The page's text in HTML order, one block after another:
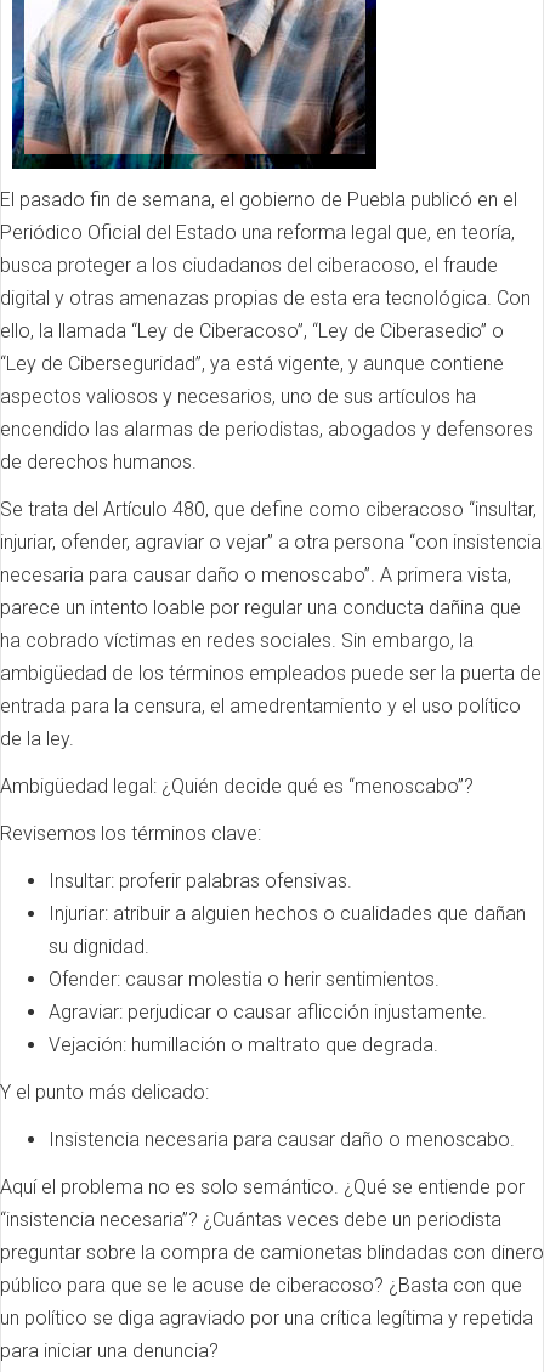
El pasado fin de semana, el gobierno de Puebla publicó en el
Periódico Oficial del Estado una reforma legal que, en teoría,
busca proteger a los ciudadanos del ciberacoso, el fraude
digital y otras amenazas propias de esta era tecnológica. Con
ello, la llamada “Ley de Ciberacoso”, “Ley de Ciberasedio” o
“Ley de Ciberseguridad”, ya está vigente, y aunque contiene
aspectos valiosos y necesarios, uno de sus artículos ha
encendido las alarmas de periodistas, abogados y defensores
de derechos humanos.
Se trata del Artículo 480, que define como ciberacoso “insultar,
injuriar, ofender, agraviar o vejar” a otra persona “con insistencia
necesaria para causar daño o menoscabo”. A primera vista,
parece un intento loable por regular una conducta dañina que
ha cobrado víctimas en redes sociales. Sin embargo, la
ambigüedad de los términos empleados puede ser la puerta de
entrada para la censura, el amedrentamiento y el uso político
de la ley.
Ambigüedad legal: ¿Quién decide qué es “menoscabo”?
Revisemos los términos clave:
Insultar: proferir palabras ofensivas.
Injuriar: atribuir a alguien hechos o cualidades que dañan
su dignidad.
Ofender: causar molestia o herir sentimientos.
Agraviar: perjudicar o causar aflicción injustamente.
Vejación: humillación o maltrato que degrada.
Y el punto más delicado:
Insistencia necesaria para causar daño o menoscabo.
Aquí el problema no es solo semántico. ¿Qué se entiende por
“insistencia necesaria”? ¿Cuántas veces debe un periodista
preguntar sobre la compra de camionetas blindadas con dinero
público para que se le acuse de ciberacoso? ¿Basta con que
un político se diga agraviado por una crítica legítima y repetida
para iniciar una denuncia?